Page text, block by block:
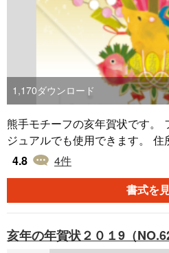
1,170ダウンロード
熊手モチーフの亥年賀状です。
ジュアルでも使用できます。
文あり
4.8 4件
書式を
亥年の年賀状２０１9（